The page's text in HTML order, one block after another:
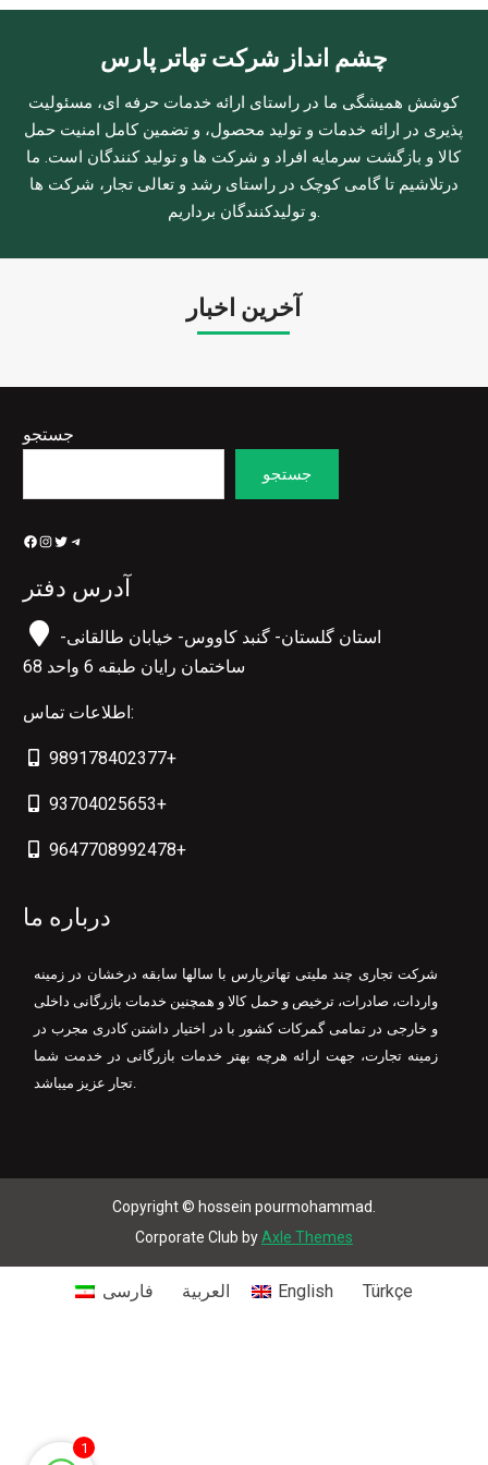
چشم انداز شرکت تهاتر پارس
کوشش همیشگی ما در راستای ارائه خدمات حرفه ای، مسئولیت
پذیری در ارائه خدمات و تولید محصول، و تضمین کامل امنیت حمل
کالا و بازگشت سرمایه افراد و شرکت ها و تولید کنندگان است. ما
درتلاشیم تا گامی کوچک در راستای رشد و تعالی تجار، شرکت ها
و تولیدکنندگان برداریم.
آخرین اخبار
جستجو
جستجو
Facebook
Instagram
Twitter
Telegram
آدرس دفتر
ساختمان رایان طبقه 6 واحد 68
اطلاعات تماس:
989178402377+
93704025653+
9647708992478+
درباره ما
شرکت تجاری چند ملیتی تهاترپارس با سال­ها سابقه درخشان در زمینه
واردات، صادرات، ترخیص و حمل کالا و همچنین خدمات بازرگانی داخلی
و خارجی در تمامی گمرکات كشور با در اختیار داشتن كادری مجرب در
زمینه تجارت، جهت ارائه هرچه بهتر خدمات بازرگانی در خدمت شما
تجار عزیز میباشد.
Copyright © hossein pourmohammad.
Corporate Club byAxle Themes
1
فارسی العربية English Türkçe